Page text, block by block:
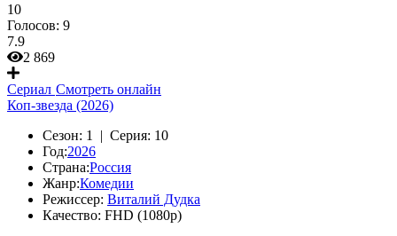
10
Голосов: 9
7.9
2 869
Сериал Смотреть онлайн
Коп-звезда (2026)
Сезон: 1 | Серия: 10
Год:2026
Страна:Россия
Жанр:Комедии
Режиссер: Виталий Дудка
Качество: FHD (1080p)